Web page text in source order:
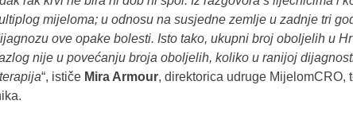
mijeloma; u odnosu na susjedne zemlje u zadnje tri
ove opake bolesti. Isto tako, ukupni broj oboljelih u
nije u povećanju broja oboljelih, koliko u ranijoj
“, ističe Mira Armour, direktorica udruge MijelomCRO,